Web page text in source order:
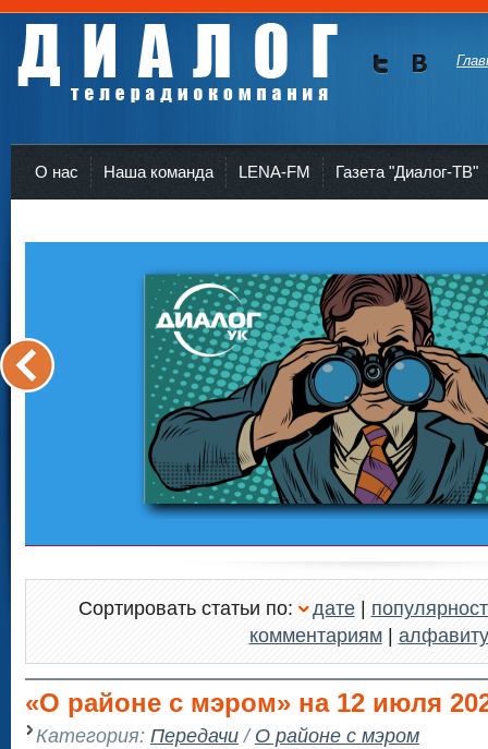
О нас Наша команда LENA-FM Газета "Диалог-ТВ"
Сортировать статьи по: дате|
комментариям| алфавиту
«О районе с мэром» на 12 июля
Категория: Передачи/О районе с мэром